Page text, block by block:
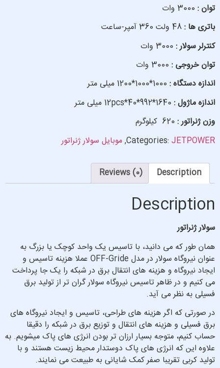
توان :
باتری ها :
کنترلر سولار :
توان خروجی :
اندازه دستگاه :
اندازه ماژول :
وزن ژنراتور :
Categories: JETPOWER
,موبایل سولار ژنراتور
Description
Reviews (0)
Description
سولار ژنراتور
همان طور که می دانید، با تاسیس یک واحد کوچک یا بزرگ به
عنوان نیروگاه سولار در مدل OFF-Gride عملا هزینه تاسیس و
ایجاد نیروگاه و هزینه های انتقال برق در شبکه را یک جا پرداخت
می کنیم و در ظاهر تاسیس نیروگاه سولار گران تر از تولید برق
فسیلی به نظر می آید.
در صورتی که اگر هزینه های طراحی، تاسیس و ایجاد نیروگاه های
برق فسیلی و هزینه های انتقال و توزیع برق در شبکه را دقیقا
حساب کنیم، متوجه بسیار ارزان تر بودن انرژی های پاک می­شویم. به
علاوه این که انرژی های پاک دوستدار محیط زیست هستند و با
تولید کربی تقریبا صفر کمک شایانی به طبیعت می نمایند.